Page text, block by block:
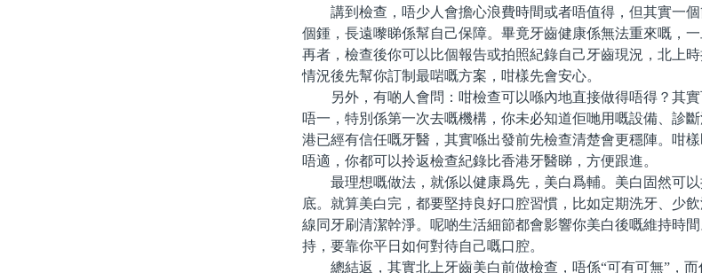
講到檢查，唔少人會擔心浪費時間或者唔值得，但其實一個
個鍾，長遠嚟睇係幫自己保障。畢竟牙齒健康係無法重來嘅，一
再者，檢查後你可以比個報告或拍照紀錄自己牙齒現況，北上
情況後先幫你訂制最啱嘅方案，咁樣先會安心。
另外，有啲人會問：咁檢查可以喺內地直接做得唔得？其實
唔一，特別係第一次去嘅機構，你未必知道佢哋用嘅設備、診
港已經有信任嘅牙醫，其實喺出發前先檢查清楚會更穩陣。咁
唔適，你都可以拎返檢查紀錄比香港牙醫睇，方便跟進。
最理想嘅做法，就係以健康爲先，美白爲輔。美白固然可以
底。就算美白完，都要堅持良好口腔習慣，比如定期洗牙、少
線同牙刷清潔幹淨。呢啲生活細節都會影響你美白後嘅維持時
持，要靠你平日如何對待自己嘅口腔。
總結返，其實北上牙齒美白前做檢查，唔係“可有可無”，而